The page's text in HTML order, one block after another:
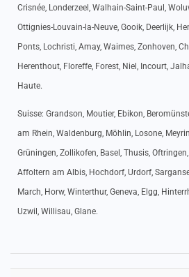
Crisnée, Londerzeel, Walhain-Saint-Paul,
Ottignies-Louvain-la-Neuve, Gooik, Deerlijk,
Ponts, Lochristi, Amay, Waimes, Zonhoven,
Herenthout, Floreffe, Forest, Niel, Incourt,
Haute.
Suisse: Grandson, Moutier, Ebikon,
am Rhein, Waldenburg, Möhlin, Losone,
Grüningen, Zollikofen, Basel, Thusis,
Affoltern am Albis, Hochdorf, Urdorf,
March, Horw, Winterthur, Geneva, Elgg,
Uzwil, Willisau, Glane.